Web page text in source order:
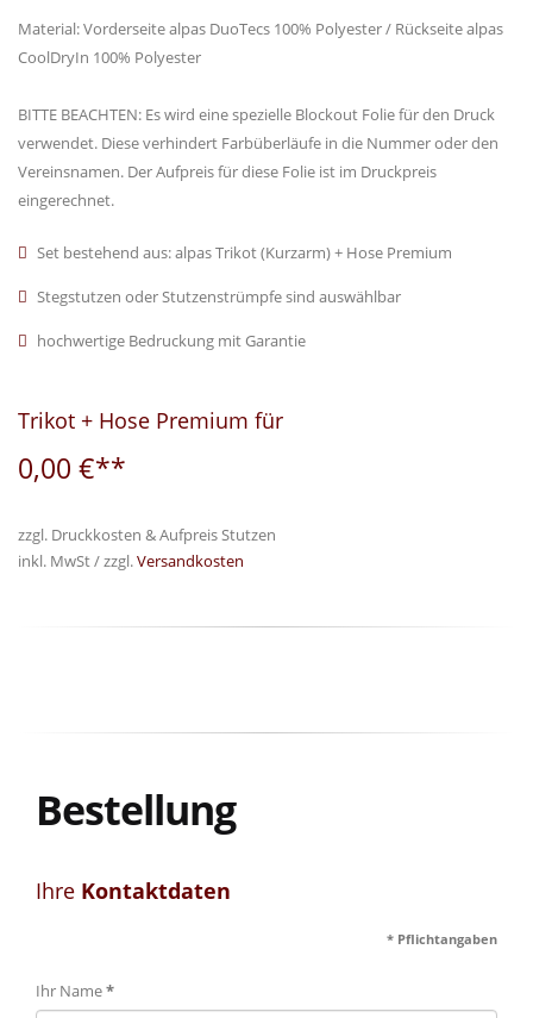
Material: Vorderseite alpas DuoTecs 100% Polyester / Rückseite alpas
CoolDryIn 100% Polyester
BITTE BEACHTEN: Es wird eine spezielle Blockout Folie für den Druck
verwendet. Diese verhindert Farbüberläufe in die Nummer oder den
Vereinsnamen. Der Aufpreis für diese Folie ist im Druckpreis
eingerechnet.
Set bestehend aus: alpas Trikot (Kurzarm) + Hose Premium
Stegstutzen oder Stutzenstrümpfe sind auswählbar
hochwertige Bedruckung mit Garantie
Trikot + Hose Premium für
0,00 €**
zzgl. Druckkosten & Aufpreis Stutzen
inkl. MwSt / zzgl.Versandkosten
Bestellung
Ihre Kontaktdaten
* Pflichtangaben
Ihr Name*